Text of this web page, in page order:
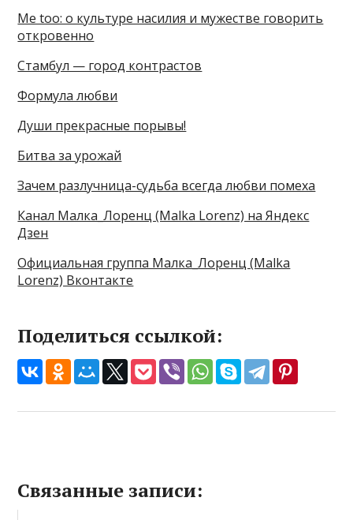
Me too: о культуре насилия и мужестве говорить
откровенно
Стамбул — город контрастов
Формула любви
Души прекрасные порывы!
Битва за урожай
Зачем разлучница-судьба всегда любви помеха
Канал Малка_Лоренц (Malka Lorenz) на Яндекс
Дзен
Официальная группа Малка_Лоренц (Malka
Lorenz) Вконтакте
Поделиться ссылкой:
Связанные записи: